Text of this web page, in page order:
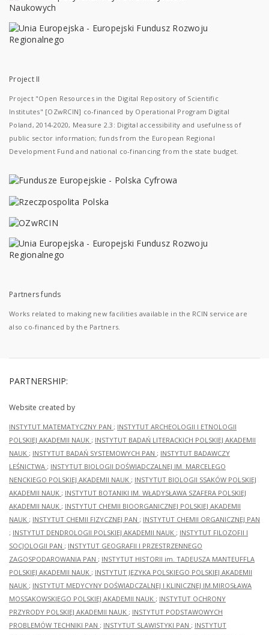
Project II
Project "Open Resources in the Digital Repository of Scientific
Institutes" [OZwRCIN] co-financed by Operational Program Digital
Poland, 2014-2020, Measure 2.3: Digital accessibility and usefulness of
public sector information; funds from the European Regional
Development Fund and national co-financing from the state budget.
Partners funds
Works related to making new facilities available in the RCIN service are
also co-financed by the Partners.
PARTNERSHIP:
Website created by
INSTYTUT MATEMATYCZNY PAN ; INSTYTUT ARCHEOLOGII I ETNOLOGII
POLSKIEJ AKADEMII NAUK ; INSTYTUT BADAŃ LITERACKICH POLSKIEJ AKADEMII
NAUK ; INSTYTUT BADAŃ SYSTEMOWYCH PAN ; INSTYTUT BADAWCZY
LEŚNICTWA ; INSTYTUT BIOLOGII DOŚWIADCZALNEJ IM. MARCELEGO
NENCKIEGO POLSKIEJ AKADEMII NAUK ; INSTYTUT BIOLOGII SSAKÓW POLSKIEJ
AKADEMII NAUK ; INSTYTUT BOTANIKI IM. WŁADYSŁAWA SZAFERA POLSKIEJ
AKADEMII NAUK ; INSTYTUT CHEMII BIOORGANICZNEJ POLSKIEJ AKADEMII
NAUK ; INSTYTUT CHEMII FIZYCZNEJ PAN ; INSTYTUT CHEMII ORGANICZNEJ PAN
; INSTYTUT DENDROLOGII POLSKIEJ AKADEMII NAUK ; INSTYTUT FILOZOFII I
SOCJOLOGII PAN ; INSTYTUT GEOGRAFII I PRZESTRZENNEGO
ZAGOSPODAROWANIA PAN ; INSTYTUT HISTORII im. TADEUSZA MANTEUFFLA
POLSKIEJ AKADEMII NAUK ; INSTYTUT JĘZYKA POLSKIEGO POLSKIEJ AKADEMII
NAUK ; INSTYTUT MEDYCYNY DOŚWIADCZALNEJ I KLINICZNEJ IM.MIROSŁAWA
MOSSAKOWSKIEGO POLSKIEJ AKADEMII NAUK ; INSTYTUT OCHRONY
PRZYRODY POLSKIEJ AKADEMII NAUK ; INSTYTUT PODSTAWOWYCH
PROBLEMÓW TECHNIKI PAN ; INSTYTUT SLAWISTYKI PAN ; INSTYTUT